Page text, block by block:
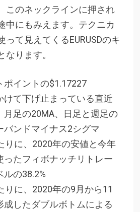
このネックラインに押され
中にもみえます。テクニカ
って見えてくるEURUSDのキ
なります。
ポイントの$1.17227
けて下げ止まっている直近
月足の20MA、日足と週足の
バンドマイナス2シグマ
りに、2020年の安値と今年
ったフィボナッチリトレー
ルの38.2%
りに、2020年の9月から11
成したダブルボトムによる